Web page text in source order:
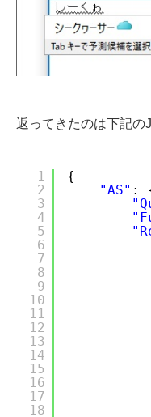
返ってきたのは下記の
1
2
3
4
5
6
7
8
9
10
11
12
13
14
15
16
17
18
{
"AS" :